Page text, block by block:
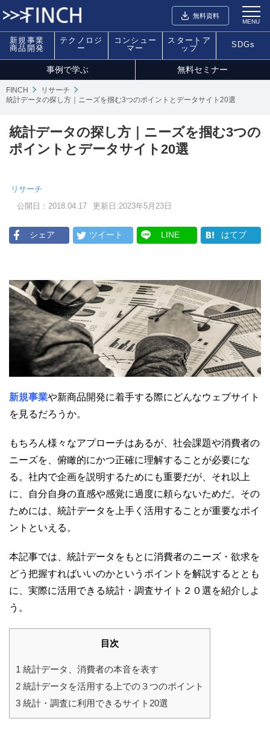
無料資料
MENU
新規事業
商品開発
テクノロジ
ー
コンシュー
マー
スタートア
ップ
SDGs
事例で学ぶ 無料セミナー
FINCH
リサーチ
統計データの探し方｜ニーズを掴む3つのポイントとデータサイト20選
統計データの探し方｜ニーズを掴む3つの
ポイントとデータサイト20選
リサーチ
公開日：2018.04.17
更新日:2023年5月23日
シェア ツイート LINE はてブ
新規事業や新商品開発に着手する際にどんなウェブサイト
を見るだろうか。
もちろん様々なアプローチはあるが、社会課題や消費者の
ニーズを、俯瞰的にかつ正確に理解することが必要にな
る。社内で企画を説明するためにも重要だが、それ以上
に、自分自身の直感や感覚に過度に頼らないためだ。その
ためには、統計データを上手く活用することが重要なポイ
ントといえる。
本記事では、統計データをもとに消費者のニーズ・欲求を
どう把握すればいいのかというポイントを解説するととも
に、実際に活用できる統計・調査サイト２０選を紹介しよ
う。
目次
1 統計データ、消費者の本音を表す
2 統計データを活用する上での３つのポイント
3 統計・調査に利用できるサイト20選